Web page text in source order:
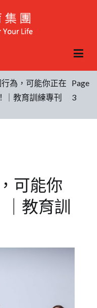
為，可能你正在
｜教育訓練專刊
Page
3
可能你
教育訓